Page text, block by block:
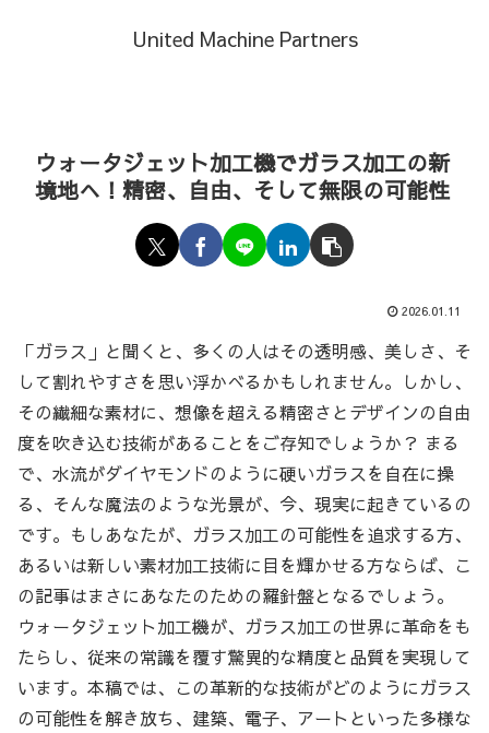
United Machine Partners
ウォータジェット加工機でガラス加工の新
境地へ！精密、自由、そして無限の可能性
2026.01.11
「ガラス」と聞くと、多くの人はその透明感、美しさ、そ
して割れやすさを思い浮かべるかもしれません。しかし、
その繊細な素材に、想像を超える精密さとデザインの自由
度を吹き込む技術があることをご存知でしょうか？ まる
で、水流がダイヤモンドのように硬いガラスを自在に操
る、そんな魔法のような光景が、今、現実に起きているの
です。もしあなたが、ガラス加工の可能性を追求する方、
あるいは新しい素材加工技術に目を輝かせる方ならば、こ
の記事はまさにあなたのための羅針盤となるでしょう。
ウォータジェット加工機が、ガラス加工の世界に革命をも
たらし、従来の常識を覆す驚異的な精度と品質を実現して
います。本稿では、この革新的な技術がどのようにガラス
の可能性を解き放ち、建築、電子、アートといった多様な